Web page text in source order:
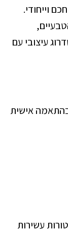
וייחודי.
עיצובי עם
בהתאמה אישית
עשירות